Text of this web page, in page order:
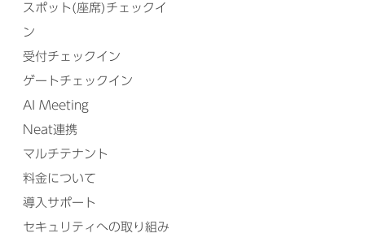
スポット(座席)チェックイ
ン
受付チェックイン
ゲートチェックイン
AI Meeting
Neat連携
マルチテナント
料金について
導入サポート
セキュリティへの取り組み